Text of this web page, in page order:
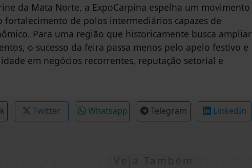
da Mata Norte, a ExpoCarpina espelha um movimento
de polos intermediários capazes de
Para uma região que historicamente busca ampliar
o sucesso da feira passa menos pelo apelo festivo e
em negócios recorrentes, reputação setorial e
Twitter Whatsapp Telegram LinkedIn